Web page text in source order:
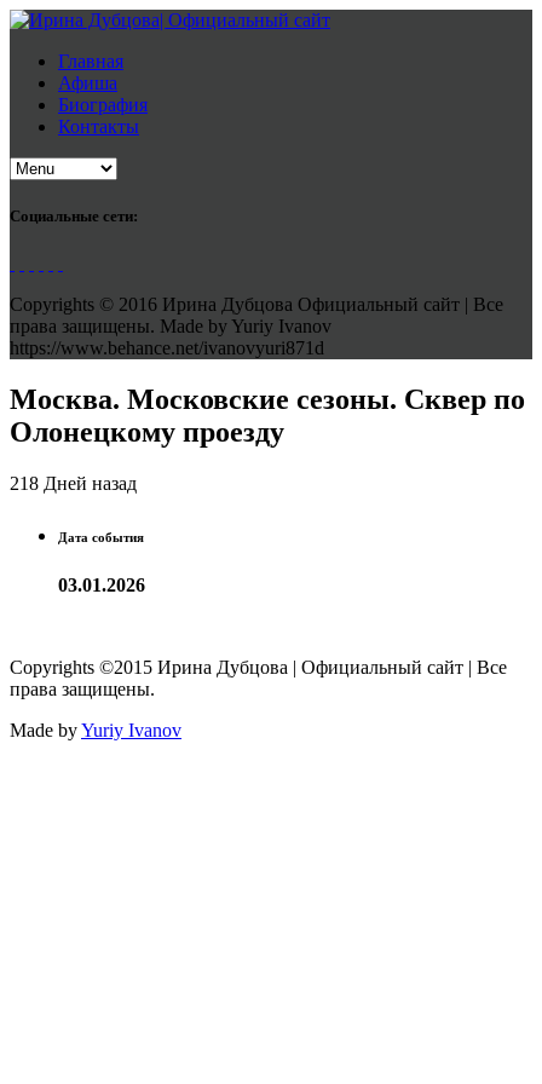
Главная
Афиша
Биография
Контакты
Социальные сети:
Copyrights © 2016 Ирина Дубцова Официальный сайт | Все
права защищены. Made by Yuriy Ivanov
https://www.behance.net/ivanovyuri871d
Москва. Московские сезоны. Сквер по
Олонецкому проезду
218 Дней назад
Дата события
03.01.2026
Copyrights ©2015 Ирина Дубцова | Официальный сайт | Все
права защищены.
Made byYuriy Ivanov